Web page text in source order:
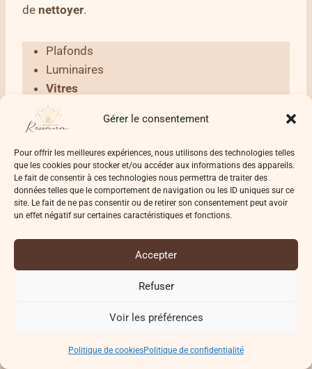
Gérer le consentement
Pour offrir les meilleures expériences, nous utilisons des technologies telles
que les cookies pour stocker et/ou accéder aux informations des appareils.
Le fait de consentir à ces technologies nous permettra de traiter des
données telles que le comportement de navigation ou les ID uniques sur ce
site. Le fait de ne pas consentir ou de retirer son consentement peut avoir
un effet négatif sur certaines caractéristiques et fonctions.
Accepter
Refuser
Voir les préférences
Politique de cookiesPolitique de confidentialité
de nettoyer.
Plafonds
Luminaires
Vitres
Étagères
Meubles
Nettoyer les zones qu’on oublie toujours
nettoyage de printemps c’est aussi s’attaquer
aux coins laissés de côté le reste de l’année:
Dessus des armoires
Intérieurdes tiroirs, armoires